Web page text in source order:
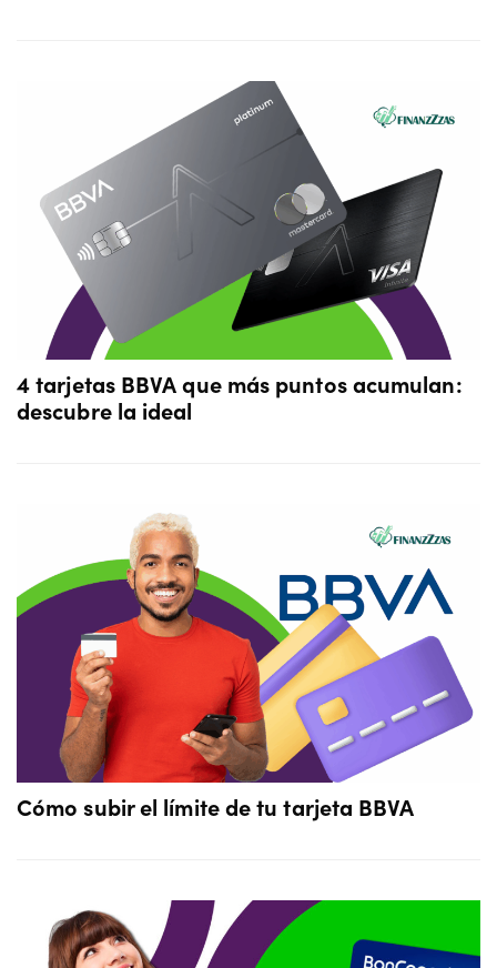
4 tarjetas BBVA que más puntos acumulan:
descubre la ideal
Cómo subir el límite de tu tarjeta BBVA